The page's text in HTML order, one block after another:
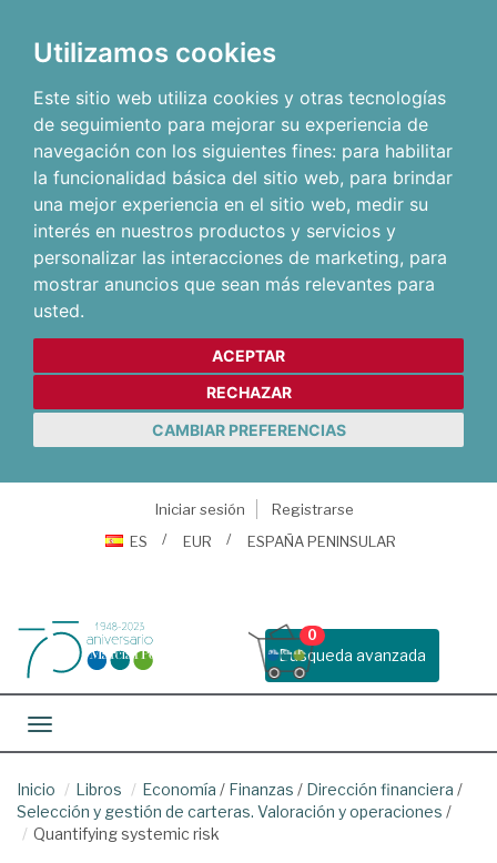
Utilizamos cookies
Este sitio web utiliza cookies y otras tecnologías
de seguimiento para mejorar su experiencia de
navegación con los siguientes fines: para habilitar
la funcionalidad básica del sitio web, para brindar
una mejor experiencia en el sitio web, medir su
interés en nuestros productos y servicios y
personalizar las interacciones de marketing, para
mostrar anuncios que sean más relevantes para
usted.
ACEPTAR
RECHAZAR
CAMBIAR PREFERENCIAS
Iniciar sesión
Registrarse
ES
EUR ESPAÑA PENINSULAR
Busqueda avanzada
0
Toggle navigation
Inicio Libros Economía / Finanzas / Dirección financiera /
Selección y gestión de carteras. Valoración y operaciones /
Quantifying systemic risk